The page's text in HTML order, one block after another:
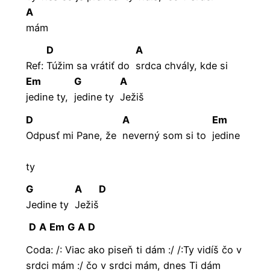
A
mám
Ref:
D
Túžim sa vrátiť do
A
srdca chvály, kde si
Em
jedine ty,
G
jedine ty
A
Ježiš
D
Odpusť mi Pane, že
A
neverný som si to
Em
jedine
ty
G
Jedine ty
A
Ježiš
D
D A Em G A D
Coda: /: Viac ako piseň ti dám :/ /:Ty vidíš čo v
srdci mám :/ čo v srdci mám, dnes Ti dám